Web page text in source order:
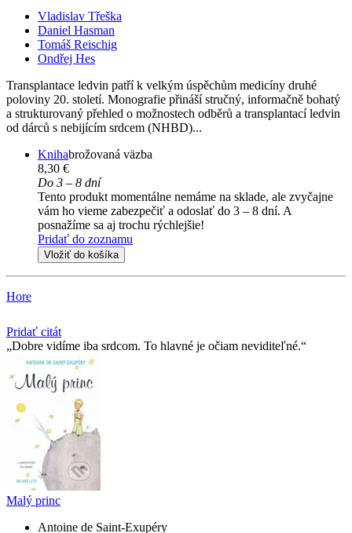
Vladislav Třeška
Daniel Hasman
Tomáš Reischig
Ondřej Hes
Transplantace ledvin patří k velkým úspěchům medicíny druhé
poloviny 20. století. Monografie přináší stručný, informačně bohatý
a strukturovaný přehled o možnostech odběrů a transplantací ledvin
od dárců s nebijícím srdcem (NHBD)...
Knihabrožovaná väzba
8,30 €
Do 3 – 8 dní
Tento produkt momentálne nemáme na sklade, ale zvyčajne
vám ho vieme zabezpečiť a odoslať do 3 – 8 dní. A
posnažíme sa aj trochu rýchlejšie!
Pridať do zoznamu
Vložiť do košíka
Hore
Pridať citát
Dobre vidíme iba srdcom. To hlavné je očiam neviditeľné.
Malý princ
Antoine de Saint-Exupéry